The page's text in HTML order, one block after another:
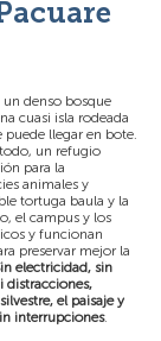
denso bosque
cuasi isla rodeada
puede llegar en bote.
todo, un refugio
para la
animales y
tortuga baula y la
el campus y los
y funcionan
preservar mejor la
electricidad, sin
distracciones,
el paisaje y
interrupciones.